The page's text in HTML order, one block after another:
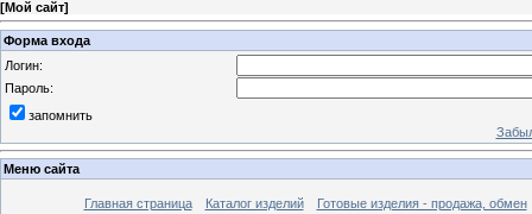
[Мой сайт]
Форма входа
Логин:
Пароль:
запомнить
Меню сайта
Главная страница Каталог изделий
Готовые изделия - продажа, обмен